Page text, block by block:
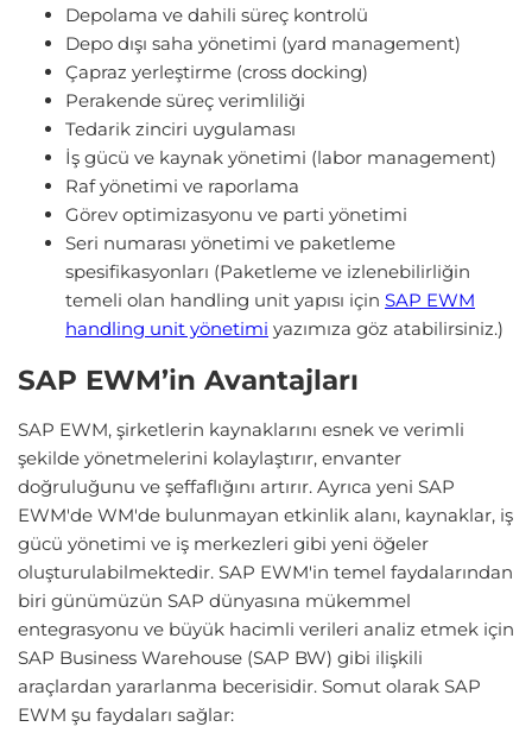
Depolama ve dahili süreç kontrolü
Depo dışı saha yönetimi (yard management)
Çapraz yerleştirme (cross docking)
Perakende süreç verimliliği
Tedarik zinciri uygulaması
İş gücü ve kaynak yönetimi (labor management)
Raf yönetimi ve raporlama
Görev optimizasyonu ve parti yönetimi
Seri numarası yönetimi ve paketleme
spesifikasyonları (Paketleme ve izlenebilirliğin
temeli olan handling unit yapısı için SAP EWM
handling unit yönetimi yazımıza göz atabilirsiniz.)
SAP EWM’in Avantajları
SAP EWM, şirketlerin kaynaklarını esnek ve verimli
şekilde yönetmelerini kolaylaştırır, envanter
doğruluğunu ve şeffaflığını artırır. Ayrıca yeni SAP
EWM'de WM'de bulunmayan etkinlik alanı, kaynaklar, iş
gücü yönetimi ve iş merkezleri gibi yeni öğeler
oluşturulabilmektedir. SAP EWM'in temel faydalarından
biri günümüzün SAP dünyasına mükemmel
entegrasyonu ve büyük hacimli verileri analiz etmek için
SAP Business Warehouse (SAP BW) gibi ilişkili
araçlardan yararlanma becerisidir. Somut olarak SAP
EWM şu faydaları sağlar: